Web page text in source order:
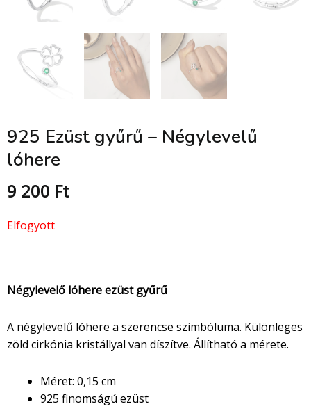
925 Ezüst gyűrű – Négylevelű
lóhere
9 200 Ft
Elfogyott
Négylevelő lóhere ezüst gyűrű
A négylevelű lóhere a szerencse szimbóluma. Különleges
zöld cirkónia kristállyal van díszítve. Állítható a mérete.
Méret: 0,15 cm
925 finomságú ezüst